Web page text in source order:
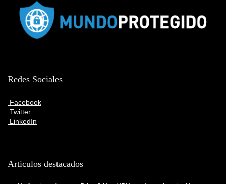
Redes Sociales
Facebook
Twitter
LinkedIn
Articulos destacados